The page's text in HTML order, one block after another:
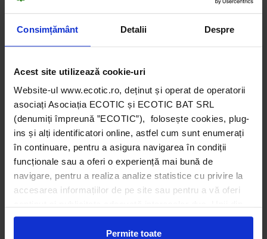
Consimțământ Detalii Despre
Acest site utilizează cookie-uri
Website-ul www.ecotic.ro, deținut și operat de operatorii
asociați Asociația ECOTIC și ECOTIC BAT SRL
(denumiți împreună ”ECOTIC”), folosește cookies, plug-
ins și alți identificatori online, astfel cum sunt enumerați
în continuare, pentru a asigura navigarea în condiții
funcționale sau a oferi o experiență mai bună de
navigare, pentru a realiza analize statistice cu privire la
accesarea informațiilor de pe site sau pentru a vă oferi
acești identificatori online sunt plasați de către ECOTIC
(cookie-uri primare), alții sunt cookie-uri dintr-un domeniu
Permite toate